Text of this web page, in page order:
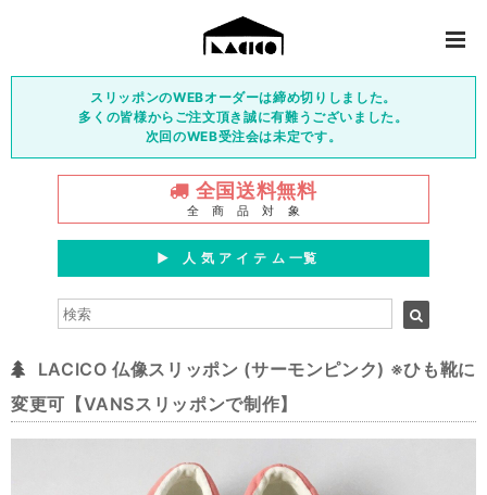
スリッポンのWEBオーダーは締め切りしました。
多くの皆様からご注文頂き誠に有難うございました。
次回のWEB受注会は未定です。
全国送料無料
全 商 品 対 象
▶︎ 人 気 ア イ テ ム 一覧
LACICO 仏像スリッポン (サーモンピンク) ※ひも靴に
変更可【VANSスリッポンで制作】